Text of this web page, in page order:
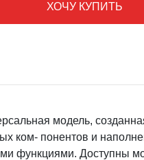
ХОЧУ КУПИТЬ
модель,
ком- понентов и
функциями. Доступны